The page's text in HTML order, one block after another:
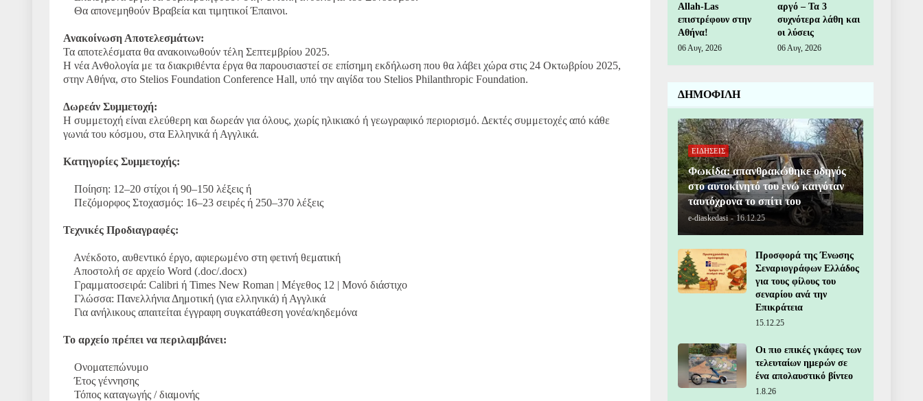
Θα απονεμηθούν Βραβεία και τιμητικοί Έπαινοι.
Ανακοίνωση Αποτελεσμάτων:
Τα αποτελέσματα θα ανακοινωθούν τέλη Σεπτεμβρίου 2025.
Η νέα Ανθολογία με τα διακριθέντα έργα θα παρουσιαστεί σε επίσημη εκδήλωση που θα λάβει χώρα στις 24 Οκτωβρίου 2025,
στην Αθήνα, στο Stelios Foundation Conference Hall, υπό την αιγίδα του Stelios Philanthropic Foundation.
Δωρεάν Συμμετοχή:
Η συμμετοχή είναι ελεύθερη και δωρεάν για όλους, χωρίς ηλικιακό ή γεωγραφικό περιορισμό. Δεκτές συμμετοχές από κάθε
γωνιά του κόσμου, στα Ελληνικά ή Αγγλικά.
Κατηγορίες Συμμετοχής:
Ποίηση: 12–20 στίχοι ή 90–150 λέξεις ή
Πεζόμορφος Στοχασμός: 16–23 σειρές ή 250–370 λέξεις
Τεχνικές Προδιαγραφές:
Ανέκδοτο, αυθεντικό έργο, αφιερωμένο στη φετινή θεματική
Αποστολή σε αρχείο Word (.doc/.docx)
Γραμματοσειρά: Calibri ή Times New Roman | Μέγεθος 12 | Μονό διάστιχο
Γλώσσα: Πανελλήνια Δημοτική (για ελληνικά) ή Αγγλικά
Για ανήλικους απαιτείται έγγραφη συγκατάθεση γονέα/κηδεμόνα
Το αρχείο πρέπει να περιλαμβάνει:
Ονοματεπώνυμο
Έτος γέννησης
Τόπος καταγωγής / διαμονής
Allah-Las
επιστρέφουν στην
Αθήνα!
06 Αυγ, 2026
αργό – Τα 3
συχνότερα λάθη και
οι λύσεις
06 Αυγ, 2026
ΔΗΜΟΦΙΛΗ
ΕΙΔΗΣΕΙΣ
Φωκίδα: απανθρακώθηκε οδηγός
στο αυτοκίνητό του ενώ καιγόταν
ταυτόχρονα το σπίτι του
e-diaskedasi - 16.12.25
Προσφορά της Ένωσης
Σεναριογράφων Ελλάδος
για τους φίλους του
σεναρίου ανά την
Επικράτεια
15.12.25
Οι πιο επικές γκάφες των
τελευταίων ημερών σε
ένα απολαυστικό βίντεο
1.8.26